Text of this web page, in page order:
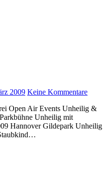
2009 Keine Kommentare
Unheilig mit
Hannover Gildepark Unheilig